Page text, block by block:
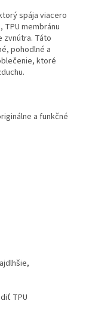
spája viacero
membránu
zvnútra. Táto
pohodlné a
ktoré
a funkčné
TPU